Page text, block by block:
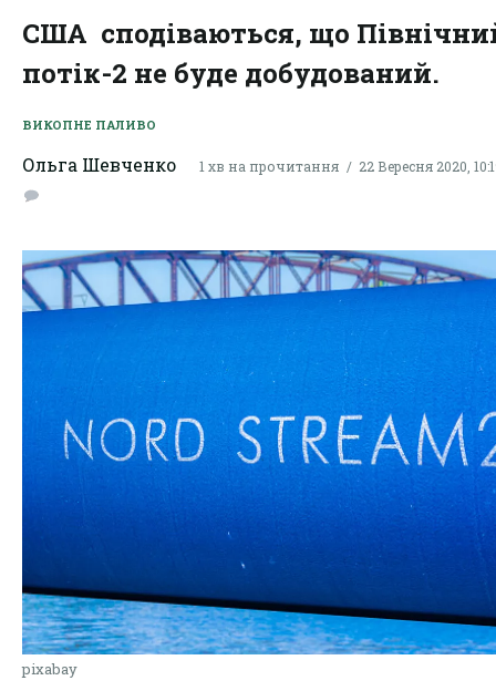
США сподіваються, що
потік-2 не буде добудований.
ВИКОПНЕ ПАЛИВО
Ольга Шевченко 1 хв на прочитання 22 Вересня 2020,
pixabay